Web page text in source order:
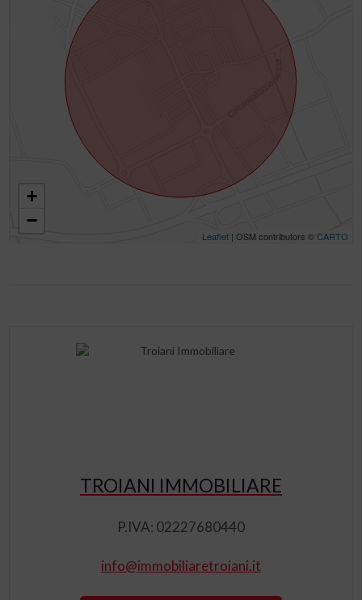
+
−
Leaflet| OSM contributors ©CARTO
TROIANI IMMOBILIARE
P.IVA: 02227680440
info@immobiliaretroiani.it